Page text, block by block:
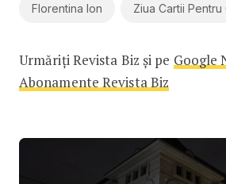
Florentina Ion Ziua Cartii Pentru
Urmăriți Revista Biz și pe Google
Abonamente Revista Biz